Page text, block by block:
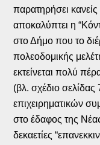
παρατηρήσει
αποκαλύπτει η
στο Δήμο που το
πολεοδομικής
εκτείνεται πολύ
(βλ. σχέδιο
επιχειρηματικών
στο έδαφος της
δεκαετίες